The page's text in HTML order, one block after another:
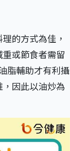
的方式為佳，
或節食者需留
脂輔助才有利攝
因此以油炒為